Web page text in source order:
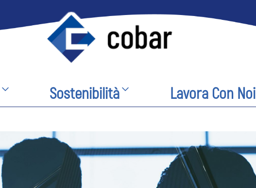
Sostenibilità Lavora Con Noi